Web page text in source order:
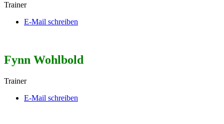
Trainer
E-Mail schreiben
Fynn Wohlbold
Trainer
E-Mail schreiben